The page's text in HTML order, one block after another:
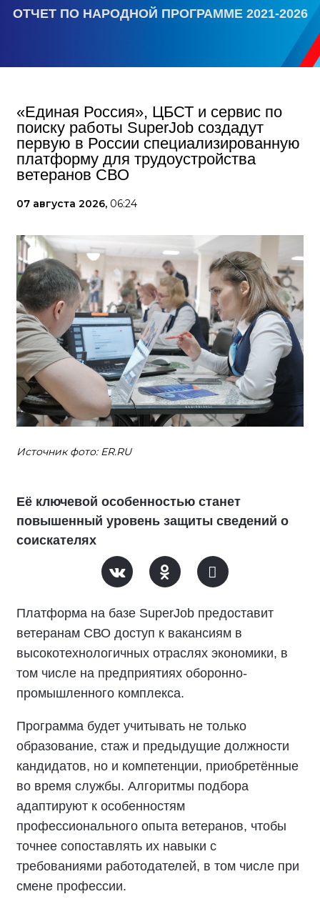
ОТЧЕТ ПО НАРОДНОЙ ПРОГРАММЕ 2021-2026
«Единая Россия», ЦБСТ и сервис по
поиску работы SuperJob создадут
первую в России специализированную
платформу для трудоустройства
ветеранов СВО
07 августа 2026, 06:24
Источник фото: ER.RU
Её ключевой особенностью станет
повышенный уровень защиты сведений о
соискателях
Платформа на базе SuperJob предоставит
ветеранам СВО доступ к вакансиям в
высокотехнологичных отраслях экономики, в
том числе на предприятиях оборонно-
промышленного комплекса.
Программа будет учитывать не только
образование, стаж и предыдущие должности
кандидатов, но и компетенции, приобретённые
во время службы. Алгоритмы подбора
адаптируют к особенностям
профессионального опыта ветеранов, чтобы
точнее сопоставлять их навыки с
требованиями работодателей, в том числе при
смене профессии.